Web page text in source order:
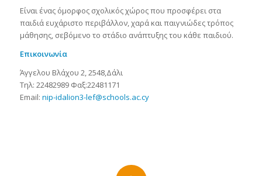
Είναι ένας όμορφος σχολικός χώρος που προσφέρει στα
παιδιά ευχάριστο περιβάλλον, χαρά και παιγνιώδες τρόπος
μάθησης, σεβόμενο το στάδιο ανάπτυξης του κάθε παιδιού.
Επικοινωνία
Άγγελου Βλάχου 2, 2548,Δάλι
Τηλ: 22482989 Φαξ:22481171
Email: nip-idalion3-lef@schools.ac.cy